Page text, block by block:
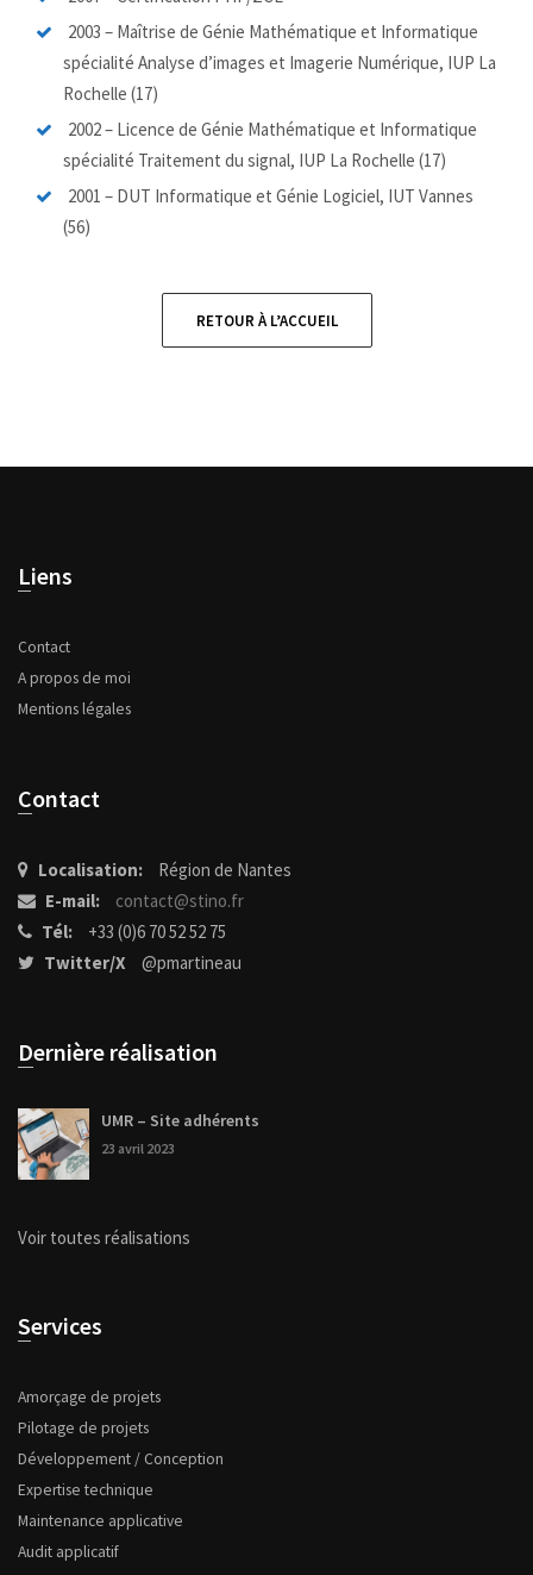
2003 – Maîtrise de Génie Mathématique et Informatique
spécialité Analyse d’images et Imagerie Numérique, IUP La
Rochelle (17)
2002– Licence de Génie Mathématique et Informatique
spécialité Traitement du signal, IUP La Rochelle (17)
2001 – DUT Informatique et Génie Logiciel, IUT Vannes
(56)
RETOUR À L’ACCUEIL
Liens
Contact
A propos de moi
Mentions légales
Contact
Localisation:
Région de Nantes
E-mail:
contact@stino.fr
Tél:
+33 (0)6 70 52 52 75
Twitter/X
@pmartineau
Dernière réalisation
UMR – Site adhérents
23 avril 2023
Voir toutes réalisations
Services
Amorçage de projets
Pilotage de projets
Développement / Conception
Expertise technique
Maintenance applicative
Audit applicatif